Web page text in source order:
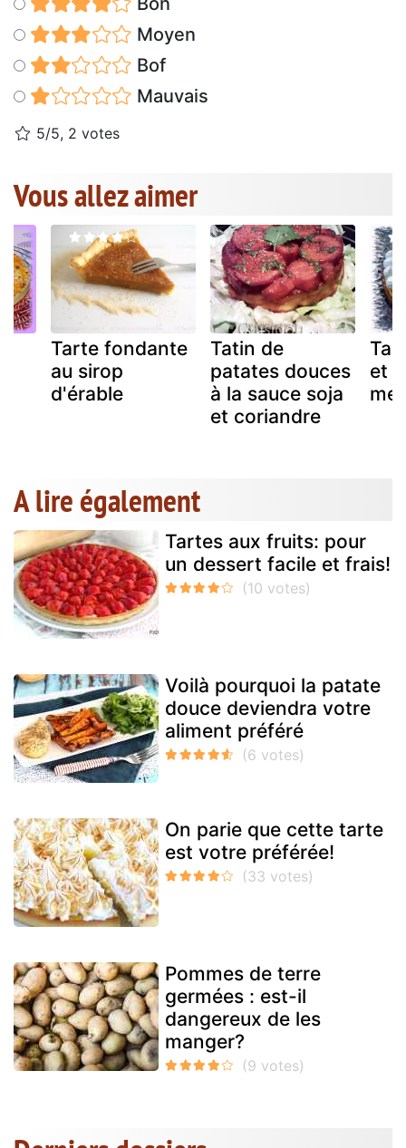
Moyen
Bof
Mauvais
5/5, 2 votes
Vous allez aimer
Tarte fondante
au sirop
d'érable
Tatin de
patates douces
à la sauce soja
et coriandre
et
A lire également
Tartes aux fruits: pour
un dessert facile et frais!
Voilà pourquoi la patate
douce deviendra votre
aliment préféré
On parie que cette tarte
est votre préférée!
Pommes de terre
germées : est-il
dangereux de les
manger?